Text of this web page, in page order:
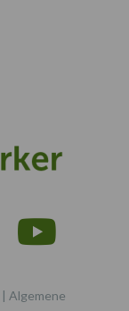
| Algemene